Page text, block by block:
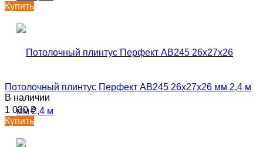
Купить
Потолочный плинтус Перфект AB245 26х27х26 мм 2,4 м
В наличии
1 030₽
Купить